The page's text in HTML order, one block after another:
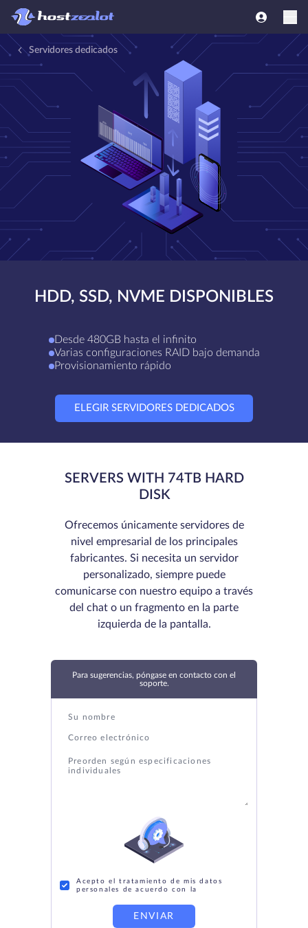
Servidores dedicados
HDD, SSD, NVME DISPONIBLES
Desde 480GB hasta el infinito
Varias configuraciones RAID bajo demanda
Provisionamiento rápido
ELEGIR SERVIDORES DEDICADOS
SERVERS WITH 74TB HARD
DISK
Ofrecemos únicamente servidores de
nivel empresarial de los principales
fabricantes. Si necesita un servidor
personalizado, siempre puede
comunicarse con nuestro equipo a través
del chat o un fragmento en la parte
izquierda de la pantalla.
Para sugerencias, póngase en contacto con el
soporte.
Acepto el tratamiento de mis datos
personales de acuerdo con la
ENVIAR